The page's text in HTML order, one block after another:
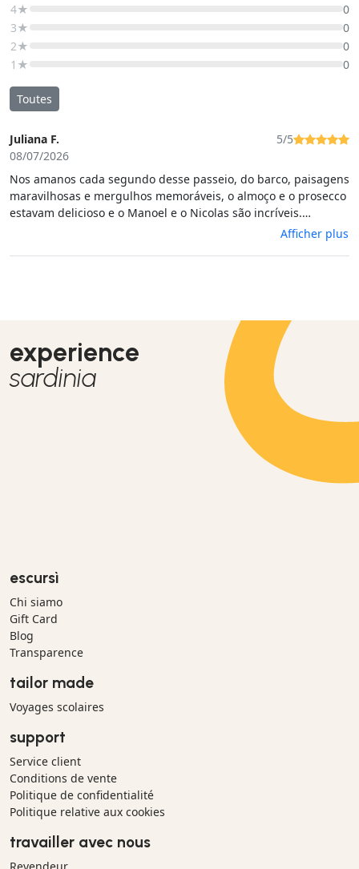
4★
0
3★
0
2★
0
1★
0
Toutes
Juliana F.
08/07/2026
5/5
Nos amanos cada segundo desse passeio, do barco, paisagens
maravilhosas e mergulhos memoráveis, o almoço e o prosecco
estavam delicioso e o Manoel e o Nicolas são incríveis.
Afficher plus
experience
sardinia
escursì
Chi siamo
Gift Card
Blog
Transparence
tailor made
Voyages scolaires
support
Service client
Conditions de vente
Politique de confidentialité
Politique relative aux cookies
travailler avec nous